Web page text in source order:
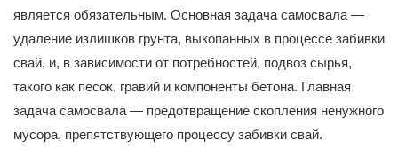
является обязательным. Основная задача самосвала —
удаление излишков грунта, выкопанных в процессе забивки
свай, и, в зависимости от потребностей, подвоз сырья,
такого как песок, гравий и компоненты бетона. Главная
задача самосвала — предотвращение скопления ненужного
мусора, препятствующего процессу забивки свай.